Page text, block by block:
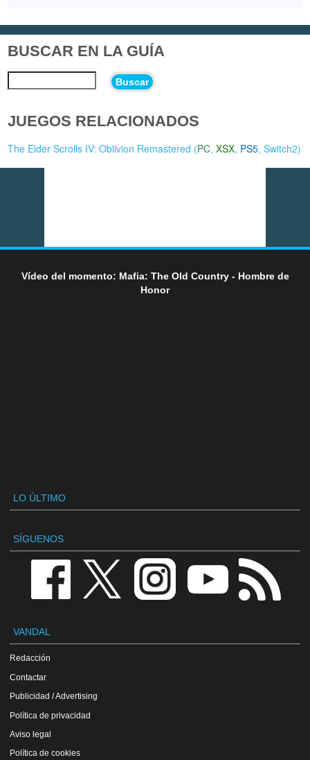
BUSCAR EN LA GUÍA
Buscar
JUEGOS RELACIONADOS
The Elder Scrolls IV: Oblivion Remastered (PC,XSX, PS5,Switch2)
Vídeo del momento: Mafia: The Old Country - Hombre de
Honor
LO ÚLTIMO
SÍGUENOS
VANDAL
Redacción
Contactar
Publicidad / Advertising
Política de privacidad
Aviso legal
Política de cookies